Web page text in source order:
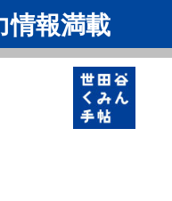
情報満載